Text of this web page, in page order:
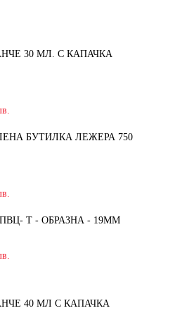
30 МЛ. С КАПАЧКА
БУТИЛКА ЛЕЖЕРА 750
Т - ОБРАЗНА - 19ММ
40 МЛ С КАПАЧКА